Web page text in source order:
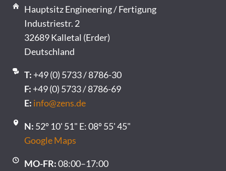
Hauptsitz Engineering / Fertigung
Industriestr. 2
32689 Kalletal (Erder)
Deutschland
T: +49 (0) 5733 / 8786-30
F: +49 (0) 5733 / 8786-69
E: info@zens.de
N: 52º 10' 51" E: 08º 55' 45"
Google Maps
MO-FR:08:00–17:00